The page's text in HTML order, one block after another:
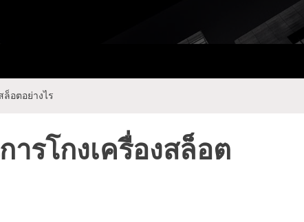
อตอย่างไร
รโกงเครื่องสล็อต